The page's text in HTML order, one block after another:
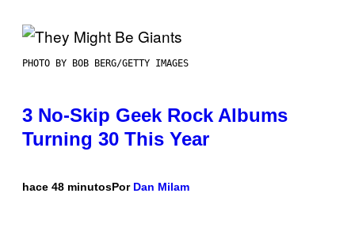
PHOTO BY BOB BERG/GETTY IMAGES
3 No-Skip Geek Rock Albums
Turning 30 This Year
hace 48 minutosPor Dan Milam